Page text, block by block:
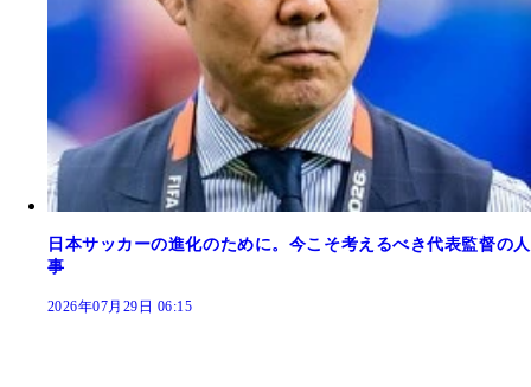
日本サッカーの進化のために。今こそ考えるべき代表監督の人
事
2026年07月29日 06:15